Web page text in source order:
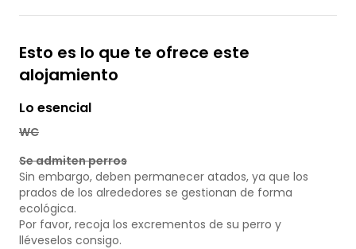
Esto es lo que te ofrece este
alojamiento
Lo esencial
WC
Se admiten perros
Sin embargo, deben permanecer atados, ya que los
prados de los alrededores se gestionan de forma
ecológica.
Por favor, recoja los excrementos de su perro y
lléveselos consigo.